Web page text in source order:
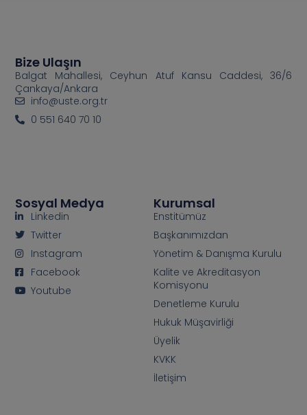
Kurumsal
Enstitümüz
Başkanımızdan
Yönetim & Danışma Kurulu
Kalite ve Akreditasyon
Komisyonu
Denetleme Kurulu
Hukuk Müşavirliği
Üyelik
KVKK
İletişim
Sosyal Medya
Linkedin
Twitter
Instagram
Facebook
Youtube
Bize Ulaşın
Balgat Mahallesi, Ceyhun Atuf Kansu Caddesi, 36/6
Çankaya/Ankara
info@uste.org.tr
0 551 640 70 10